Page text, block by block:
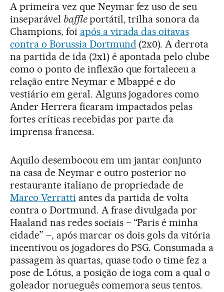
A primeira vez que Neymar fez uso de seu
inseparável baffleportátil, trilha sonora da
Champions, foi após a virada das oitavas
contra o Borussia Dortmund(2x0). A derrota
na partida de ida (2x1) é apontada pelo clube
como o ponto de inflexão que fortaleceu a
relação entre Neymar e Mbappé e do
vestiário em geral. Alguns jogadores como
Ander Herrera ficaram impactados pelas
fortes críticas recebidas por parte da
imprensa francesa.
Aquilo desembocou em um jantar conjunto
na casa de Neymar e outro posterior no
restaurante italiano de propriedade de
Marco Verratti antes da partida de volta
contra o Dortmund. A frase divulgada por
Haaland nas redes sociais – “Paris é minha
cidade” –, após marcar os dois gols da vitória
incentivou os jogadores do PSG. Consumada a
passagem às quartas, quase todo o time fez a
pose de Lótus, a posição de ioga com a qual o
goleador norueguês comemora seus tentos.